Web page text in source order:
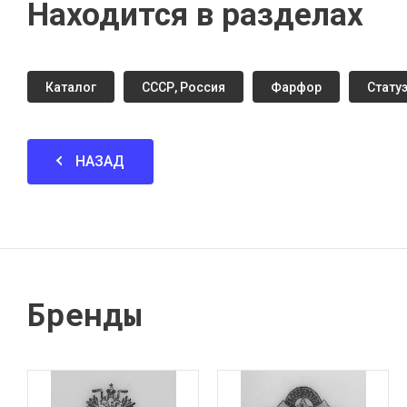
Находится в разделах
Каталог СССР, Россия Фарфор
НАЗАД
Бренды